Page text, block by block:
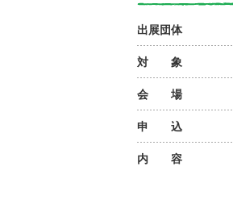
出展団体
対 象
会 場
申 込
内 容